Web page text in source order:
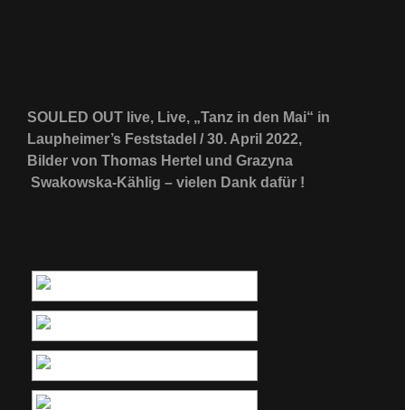
SOULED OUT live, Live, „Tanz in den Mai“ in
Laupheimer’s Feststadel / 30. April 2022,
Bilder von Thomas Hertel und Grazyna
Swakowska-Kählig – vielen Dank dafür !